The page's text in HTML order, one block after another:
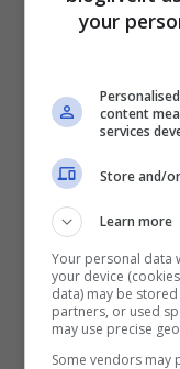
LEGGI
Italo: un
Le
dettagli
Contespiega:
Lombardia,
your
content
services
Store and/
Learn more
Your personal data
your device
data) may be
partners, or used
may use precise
Some vendors may